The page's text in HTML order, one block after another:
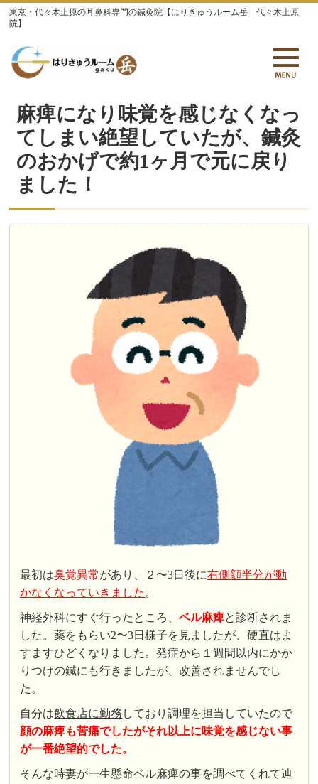
東京・代々木上原の耳鼻科専門の鍼灸院【はりきゅうルーム岳 代々木上原
院】
麻痺になり味覚を感じなくなっ
てしまい絶望していたが、鍼灸
のおかげで約1ヶ月で元に戻り
ました！
最初は臭覚異常があり、２〜3日後に右側顔半分が動
かなくなっていきました 。
神経外科にすぐ行ったところ、ベル麻痺と診断されま
した。薬をもらい2〜3日様子を見ましたが、硬直はま
すますひどくなりました。発症から１週間以内にかか
りつけの鍼にも行きましたが、改善されませんでし
た。
自分は飲食店に勤務 しており調理を担当していたので
顔の麻痺も苦痛でしたがそれ以上に味覚を感じない事
が一番絶望的でした。
そんな時妻が一生懸命ベル麻痺の事を調べてくれて辿